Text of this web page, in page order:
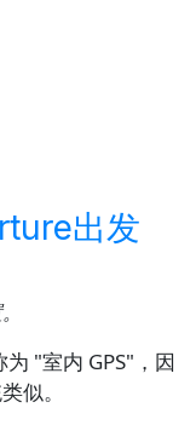
出发
"室内 GPS"，因
似。